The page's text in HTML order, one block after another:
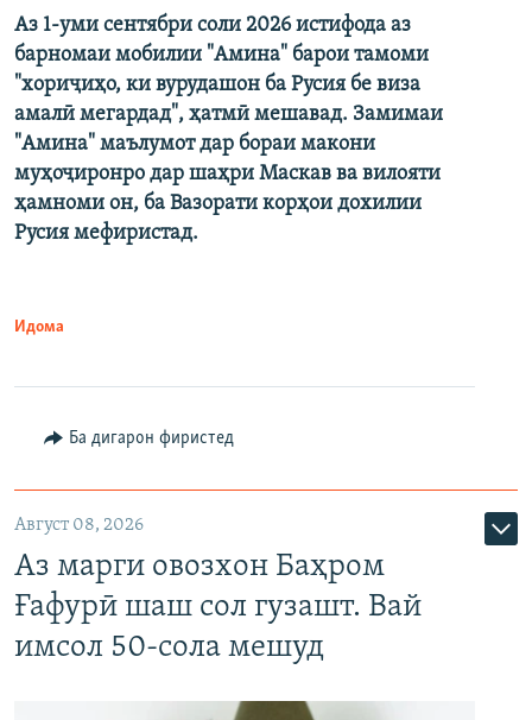
Аз 1-уми сентябри соли 2026 истифода аз
барномаи мобилии "Амина" барои тамоми
"хориҷиҳо, ки вурудашон ба Русия бе виза
амалӣ мегардад", ҳатмӣ мешавад. Замимаи
"Амина" маълумот дар бораи макони
муҳоҷиронро дар шаҳри Маскав ва вилояти
ҳамноми он, ба Вазорати корҳои дохилии
Русия мефиристад.
Идома
Ба дигарон фиристед
Август 08, 2026
Аз марги овозхон Баҳром
Ғафурӣ шаш сол гузашт. Вай
имсол 50-сола мешуд